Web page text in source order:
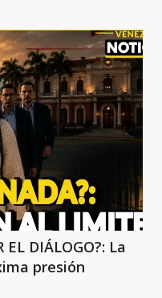
EL DIÁLOGO?: La
presión